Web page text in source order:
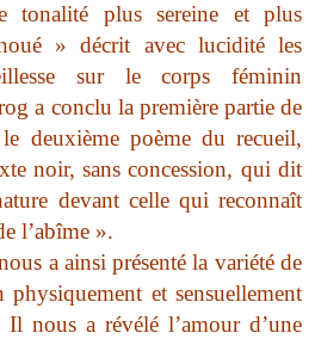
tonalité plus sereine et plus
» décrit avec lucidité les
sur le corps féminin
a conclu la première partie de
deuxième poème du recueil,
noir, sans concession, qui dit
devant celle qui reconnaît
l’abîme ».
a ainsi présenté la variété de
et sensuellement
Il nous a révélé l’amour d’une